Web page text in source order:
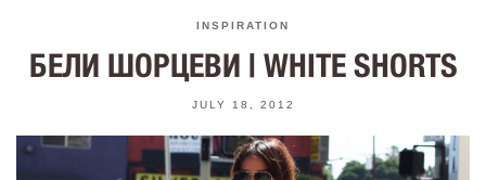
INSPIRATION
БЕЛИ ШОРЦЕВИ | WHITE SHORTS
JULY 18, 2012